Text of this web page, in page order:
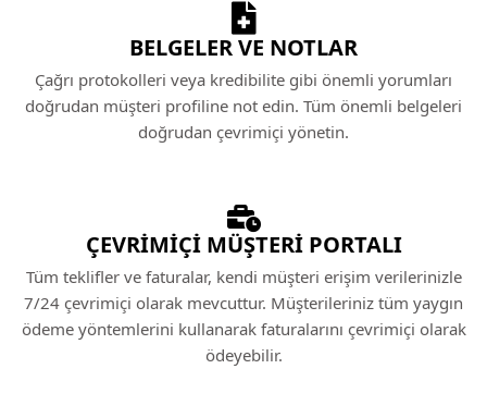
BELGELER VE NOTLAR
Çağrı protokolleri veya kredibilite gibi önemli yorumları
doğrudan müşteri profiline not edin. Tüm önemli belgeleri
doğrudan çevrimiçi yönetin.
ÇEVRIMIÇI MÜŞTERI PORTALI
Tüm teklifler ve faturalar, kendi müşteri erişim verilerinizle
7/24 çevrimiçi olarak mevcuttur. Müşterileriniz tüm yaygın
ödeme yöntemlerini kullanarak faturalarını çevrimiçi olarak
ödeyebilir.